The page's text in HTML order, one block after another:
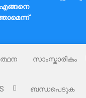
സാംസ്കാരികം
ബന്ധപെടുക